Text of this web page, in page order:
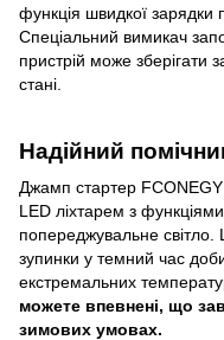
функція швидкої зарядки
Спеціальний вимикач
пристрій може зберігати
стані.
Надійний
Джамп стартер
LED ліхтарем з
попереджувальне світло.
зупинки у темний час
екстремальних
можете впевнені, що
зимових умовах.